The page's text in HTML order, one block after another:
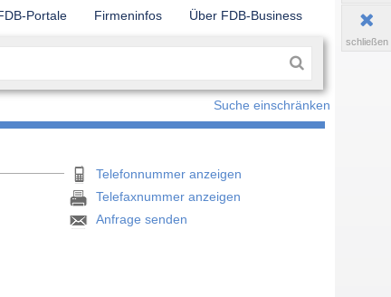
Portale Firmeninfos Über FDB-Business
Suche einschränken
Telefonnummer anzeigen
Telefaxnummer anzeigen
Anfrage senden
schließen